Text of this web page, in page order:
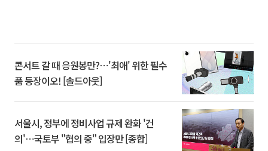
콘서트 갈 때 응원봉만?⋯'최애' 위한 필수
품 등장이오! [솔드아웃]
서울시, 정부에 정비사업 규제 완화 '건
의'⋯국토부 "협의 중" 입장만 [종합]